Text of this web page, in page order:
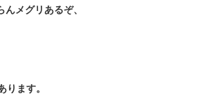
メグリあるぞ、
ます。